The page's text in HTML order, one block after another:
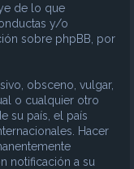
de lo que
y/o
sobre phpBB, por
obsceno, vulgar,
o cualquier otro
su país, el país
Hacer
notificación a su